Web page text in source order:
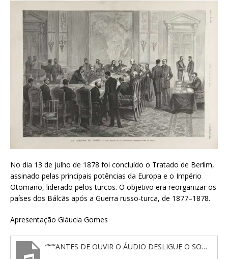
No dia 13 de julho de 1878 foi concluído o Tratado de Berlim,
assinado pelas principais potências da Europa e o Império
Otomano, liderado pelos turcos. O objetivo era reorganizar os
países dos Bálcãs após a Guerra russo-turca, de 1877–1878.
Apresentação Gláucia Gomes
““““ANTES DE OUVIR O ÁUDIO DESLIGUE O SOM DA RÁDIO BRASIL CULTURA NO TOPO DA PAGINA””””